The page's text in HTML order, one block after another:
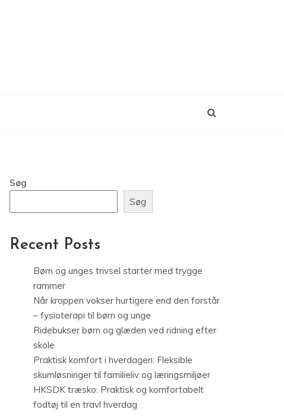
Søg
Søg
Recent Posts
Børn og unges trivsel starter med trygge
rammer
Når kroppen vokser hurtigere end den forstår
– fysioterapi til børn og unge
Ridebukser børn og glæden ved ridning efter
skole
Praktisk komfort i hverdagen: Fleksible
skumløsninger til familieliv og læringsmiljøer
HKSDK træsko: Praktisk og komfortabelt
fodtøj til en travl hverdag